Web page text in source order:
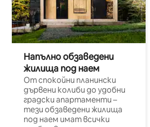
Напълно обзаведени
жилища под наем
От спокойни планински
дървени колиби до удобни
градски апартаменти –
тези обзаведени жилища
под наем имат всички